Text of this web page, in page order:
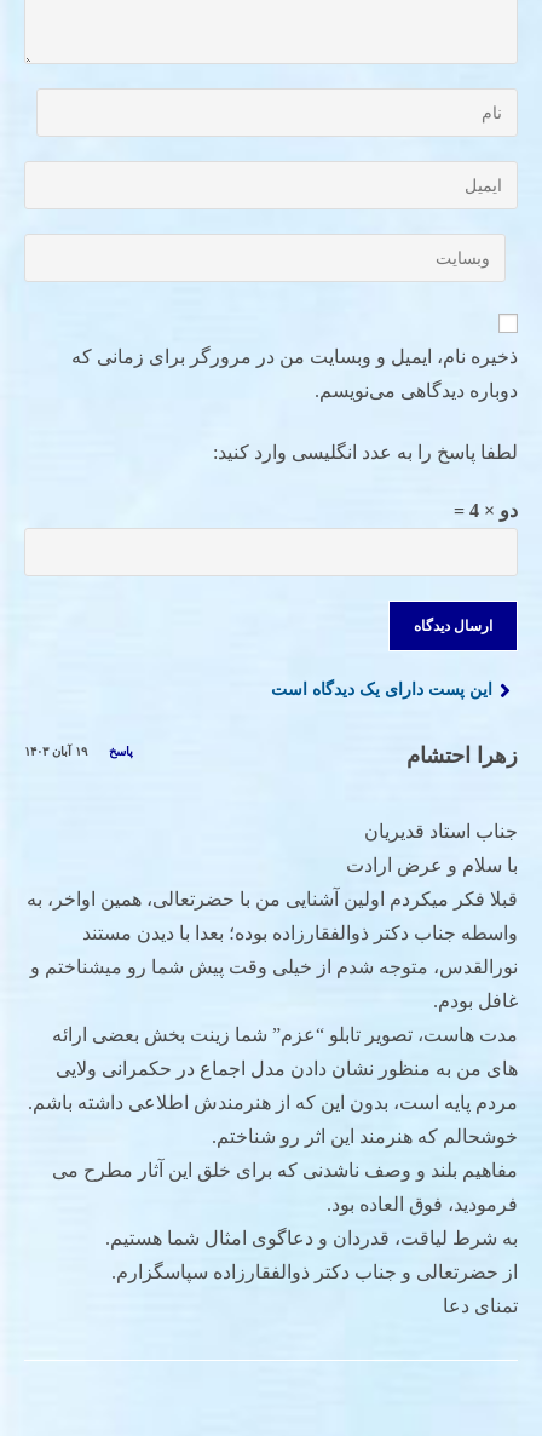
ذخیره نام، ایمیل و وبسایت من در مرورگر برای زمانی که
دوباره دیدگاهی می‌نویسم.
لطفا پاسخ را به عدد انگلیسی وارد کنید:
دو × 4 =
این پست دارای یک دیدگاه است
زهرا احتشام پاسخ ۱۹ آبان ۱۴۰۳
جناب استاد قدیریان
با سلام و عرض ارادت
قبلا فکر میکردم اولین آشنایی من با حضرتعالی، همین اواخر، به
واسطه جناب دکتر ذوالفقارزاده بوده؛ بعدا با دیدن مستند
نورالقدس، متوجه شدم از خیلی وقت پیش شما رو میشناختم و
غافل بودم.
مدت هاست، تصویر تابلو “عزم” شما زینت بخش بعضی ارائه
های من به منظور نشان دادن مدل اجماع در حکمرانی ولایی
مردم پایه است، بدون این که از هنرمندش اطلاعی داشته باشم.
خوشحالم که هنرمند این اثر رو شناختم.
مفاهیم بلند و وصف ناشدنی که برای خلق این آثار مطرح می
فرمودید، فوق العاده بود.
به شرط لیاقت، قدردان و دعاگوی امثال شما هستیم.
از حضرتعالی و جناب دکتر ذوالفقارزاده سپاسگزارم.
تمنای دعا